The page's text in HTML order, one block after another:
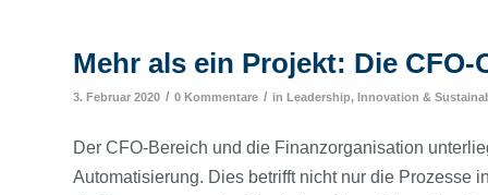
Mehr als ein Projekt: Die
3. Februar 2020 / 0 Kommentare / in Leadership, Innovation &
Der CFO-Bereich und die Finanzorganisation
Automatisierung. Dies betrifft nicht nur die Prozesse